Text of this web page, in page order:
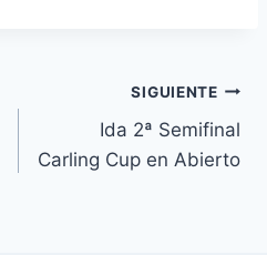
SIGUIENTE
Ida 2ª Semifinal
Carling Cup en Abierto